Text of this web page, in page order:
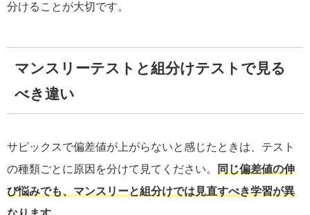
分けることが大切です。
マンスリーテストと組分けテストで見る
べき違い
サピックスで偏差値が上がらないと感じたときは、テスト
の種類ごとに原因を分けて見てください。
同じ偏差値の伸
び悩みでも、マンスリーと組分けでは見直すべき学習が異